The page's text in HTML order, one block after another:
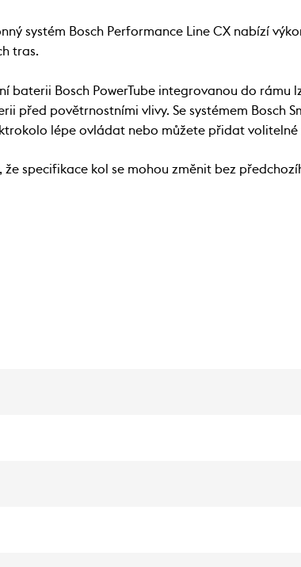
systém Bosch Performance Line CX nabízí
tras.
baterii Bosch PowerTube integrovanou do
před povětrnostními vlivy. Se systémem Bosch
lépe ovládat nebo můžete přidat
že specifikace kol se mohou změnit bez